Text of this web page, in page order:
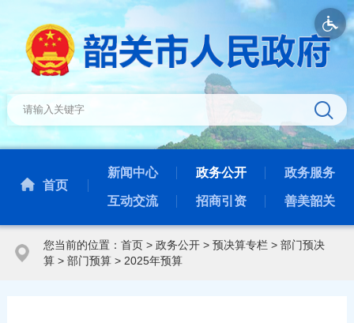
首页
新闻中心 政务公开 政务服务
互动交流 招商引资 善美韶关
您当前的位置： 首页> 政务公开> 预决算专栏> 部门预决
算> 部门预算> 2025年预算